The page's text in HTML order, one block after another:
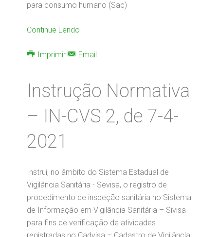
para consumo humano (Sac)
Continue Lendo
Imprimir Email
Instrução Normativa
– IN-CVS 2, de 7-4-
2021
Instrui, no âmbito do Sistema Estadual de
Vigilância Sanitária - Sevisa, o registro de
procedimento de inspeção sanitária no Sistema
de Informação em Vigilância Sanitária – Sivisa
para fins de verificação de atividades